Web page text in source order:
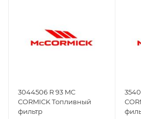
3044506 R 93 MC
CORMICK Топливный
фильтр